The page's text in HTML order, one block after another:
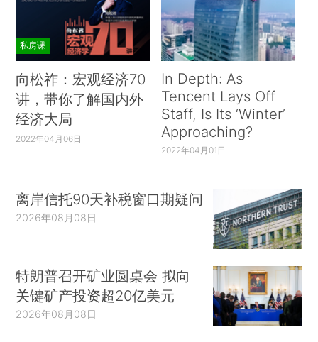
私房课
向松祚：宏观经济70
讲，带你了解国内外
经济大局
2022年04月06日
In Depth: As
Tencent Lays Off
Staff, Is Its ‘Winter’
Approaching?
2022年04月01日
离岸信托90天补税窗口期疑问
2026年08月08日
特朗普召开矿业圆桌会 拟向
关键矿产投资超20亿美元
2026年08月08日